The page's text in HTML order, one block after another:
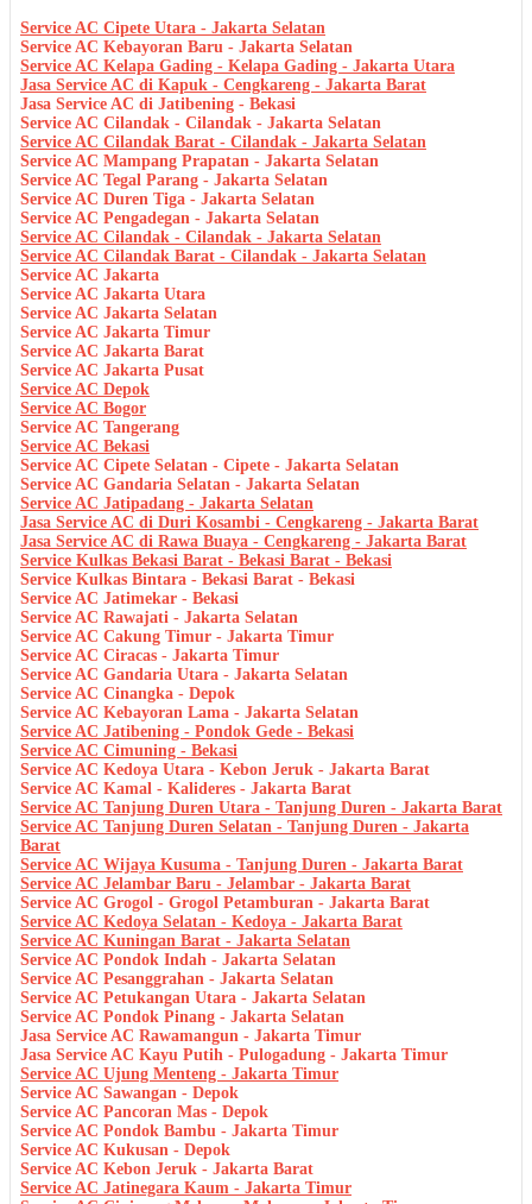
Service AC Cipete Utara - Jakarta Selatan
Service AC Kebayoran Baru - Jakarta Selatan
Service AC Kelapa Gading - Kelapa Gading - Jakarta Utara
Jasa Service AC di Kapuk - Cengkareng - Jakarta Barat
Jasa Service AC di Jatibening - Bekasi
Service AC Cilandak - Cilandak - Jakarta Selatan
Service AC Cilandak Barat - Cilandak - Jakarta Selatan
Service AC Mampang Prapatan - Jakarta Selatan
Service AC Tegal Parang - Jakarta Selatan
Service AC Duren Tiga - Jakarta Selatan
Service AC Pengadegan - Jakarta Selatan
Service AC Cilandak - Cilandak - Jakarta Selatan
Service AC Cilandak Barat - Cilandak - Jakarta Selatan
Service AC Jakarta
Service AC Jakarta Utara
Service AC Jakarta Selatan
Service AC Jakarta Timur
Service AC Jakarta Barat
Service AC Jakarta Pusat
Service AC Depok
Service AC Bogor
Service AC Tangerang
Service AC Bekasi
Service AC Cipete Selatan - Cipete - Jakarta Selatan
Service AC Gandaria Selatan - Jakarta Selatan
Service AC Jatipadang - Jakarta Selatan
Jasa Service AC di Duri Kosambi - Cengkareng - Jakarta Barat
Jasa Service AC di Rawa Buaya - Cengkareng - Jakarta Barat
Service Kulkas Bekasi Barat - Bekasi Barat - Bekasi
Service Kulkas Bintara - Bekasi Barat - Bekasi
Service AC Jatimekar - Bekasi
Service AC Rawajati - Jakarta Selatan
Service AC Cakung Timur - Jakarta Timur
Service AC Ciracas - Jakarta Timur
Service AC Gandaria Utara - Jakarta Selatan
Service AC Cinangka - Depok
Service AC Kebayoran Lama - Jakarta Selatan
Service AC Jatibening - Pondok Gede - Bekasi
Service AC Cimuning - Bekasi
Service AC Kedoya Utara - Kebon Jeruk - Jakarta Barat
Service AC Kamal - Kalideres - Jakarta Barat
Service AC Tanjung Duren Utara - Tanjung Duren - Jakarta Barat
Service AC Tanjung Duren Selatan - Tanjung Duren - Jakarta
Barat
Service AC Wijaya Kusuma - Tanjung Duren - Jakarta Barat
Service AC Jelambar Baru - Jelambar - Jakarta Barat
Service AC Grogol - Grogol Petamburan - Jakarta Barat
Service AC Kedoya Selatan - Kedoya - Jakarta Barat
Service AC Kuningan Barat - Jakarta Selatan
Service AC Pondok Indah - Jakarta Selatan
Service AC Pesanggrahan - Jakarta Selatan
Service AC Petukangan Utara - Jakarta Selatan
Service AC Pondok Pinang - Jakarta Selatan
Jasa Service AC Rawamangun - Jakarta Timur
Jasa Service AC Kayu Putih - Pulogadung - Jakarta Timur
Service AC Ujung Menteng - Jakarta Timur
Service AC Sawangan - Depok
Service AC Pancoran Mas - Depok
Service AC Pondok Bambu - Jakarta Timur
Service AC Kukusan - Depok
Service AC Kebon Jeruk - Jakarta Barat
Service AC Jatinegara Kaum - Jakarta Timur